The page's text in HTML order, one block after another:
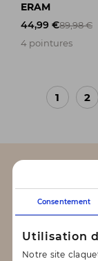
Consentement
Utilisation
Notre site
ERAM
44,99 €89,98 €
4 pointures
1 2
Blog